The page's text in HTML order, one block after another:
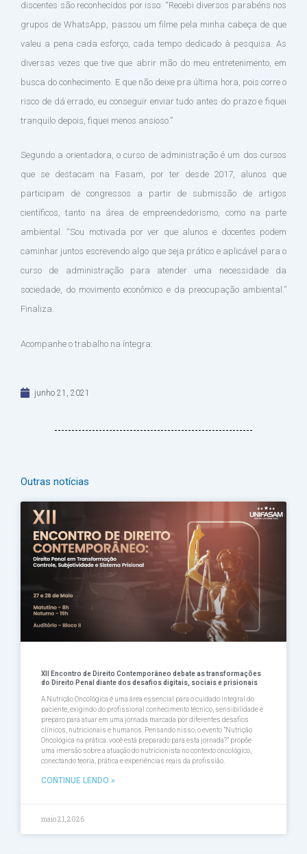
discentes são reconhecidos por isso: “Recebi diversos parabéns nos
grupos de WhatsApp, passou um filme pela minha cabeça de que
valeu a pena cada esforço, cada tempo dedicado à pesquisa. As
diversas vezes que tive que abrir mão do meu entretenimento, em
busca do conhecimento. E que não deixe pra última hora, pois corre o
risco de dá errado, eu conseguir enviar tudo antes do prazo e fiquei
tranquilo depois, fiquei menos ansioso.”
Segundo a orientadora, o curso de administração é um dos cursos
que se destacam na Fasam, por ter desde 2017, alunos que
participam de congressos a partir de submissão de artigos
científicos, tanto na área de empreendedorismo, como na parte
ambiental. “Sou motivada por ver que alunos e docentes podem
caminhar juntos escrevendo algo que seja prático e aplicável para o
curso de administração para atender uma necessidade da
sociedade, do movimento econômico e da preocupação ambiental.”
Finaliza.
Acompanhe o trabalho na íntegra:
junho 21, 2021
Outras notícias
XII Encontro de Direito Contemporâneo debate as transformações
do Direito Penal diante dos desafios digitais, sociais e prisionais
A Nutrição Oncológica é uma área essencial para o cuidado integral do
paciente, exigindo do profissional conhecimento técnico, sensibilidade e
preparo para atuar em uma jornada marcada por diferentes desafios
clínicos, nutricionais e humanos. Pensando nisso, o evento ”Nutrição
Oncológica na prática: você está preparado para esta jornada?” propõe
uma imersão sobre a atuação do nutricionista no contexto oncológico,
conectando teoria, prática e experiências reais da profissião.
CONTINUE LENDO »
maio 21, 2026
PáginaPágina
PáginaPáginaPágina